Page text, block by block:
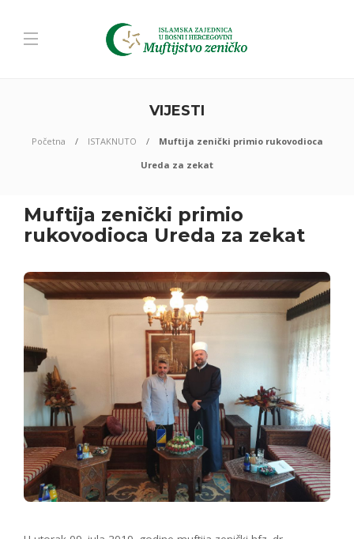
VIJESTI
Početna ISTAKNUTO
Muftija zenički primio rukovodioca
Ureda za zekat
Muftija zenički primio
rukovodioca Ureda za zekat